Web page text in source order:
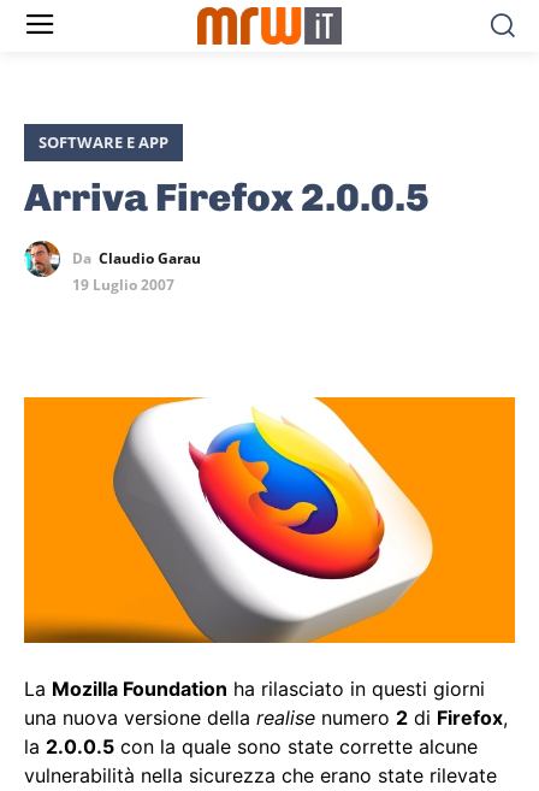
SOFTWARE E APP
Arriva Firefox 2.0.0.5
Da Claudio Garau
19 Luglio 2007
La Mozilla Foundation ha rilasciato in questi giorni
una nuova versione della realise numero 2 di Firefox,
la 2.0.0.5 con la quale sono state corrette alcune
vulnerabilità nella sicurezza che erano state rilevate